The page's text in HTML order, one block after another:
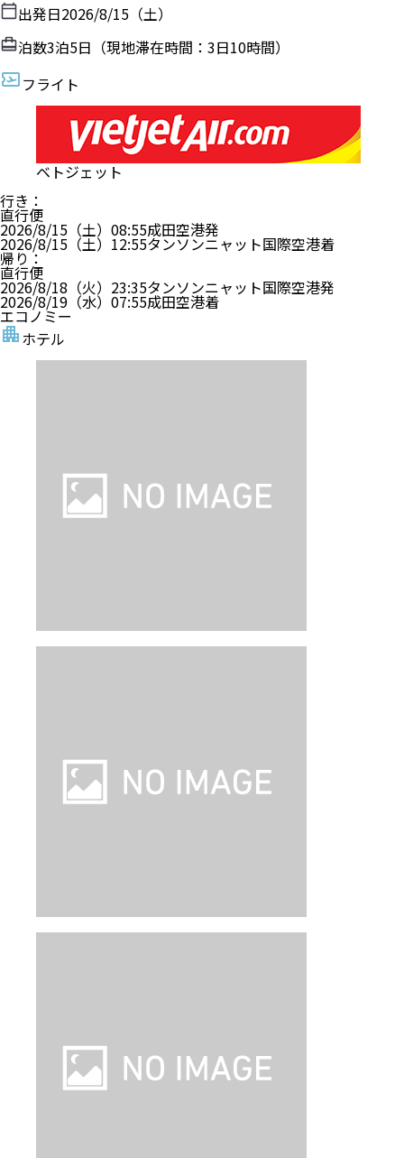
出発日2026/8/15（土）
泊数3泊5日（現地滞在時間： 3日10時間）
フライト
ベトジェット
行き ：
直行便
2026/8/15（土） 08:55成田空港発
2026/8/15（土） 12:55タンソンニャット国際空港着
帰り ：
直行便
2026/8/18（火） 23:35タンソンニャット国際空港発
2026/8/19（水） 07:55成田空港着
エコノミー
ホテル